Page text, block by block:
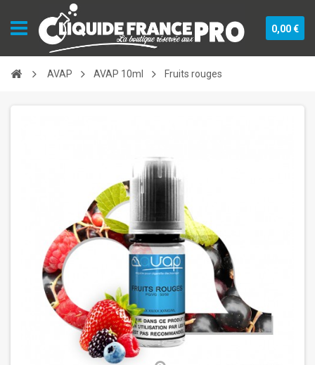
0,00 €
AVAP AVAP 10ml Fruits rouges